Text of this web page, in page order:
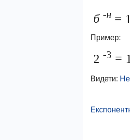
б -н =
Пример:
2 -3 =
Видети: